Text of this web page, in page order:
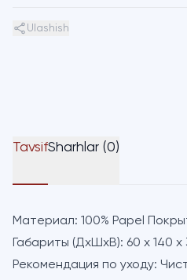
Ulashish
TavsifSharhlar (0)
Материал: 100% Papel
Габариты (ДхШхВ): 60 х 140 х
Рекомендация по уходу: